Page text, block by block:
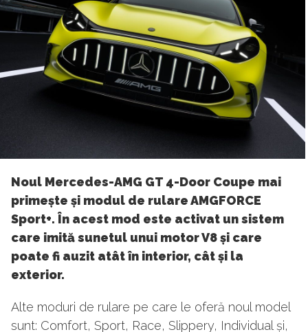
Noul Mercedes-AMG GT 4-Door Coupe mai
primește și modul de rulare AMGFORCE
Sport+. În acest mod este activat un sistem
care imită sunetul unui motor V8 și care
poate fi auzit atât în interior, cât și la
exterior.
Alte moduri de rulare pe care le oferă noul model
sunt: Comfort, Sport, Race, Slippery, Individual și,